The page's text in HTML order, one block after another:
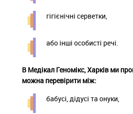
гігієнічні серветки,
або інші особисті речі.
В Медікал Геномікс, Харків ми
можна перевірити між:
бабусі, дідусі та онуки,